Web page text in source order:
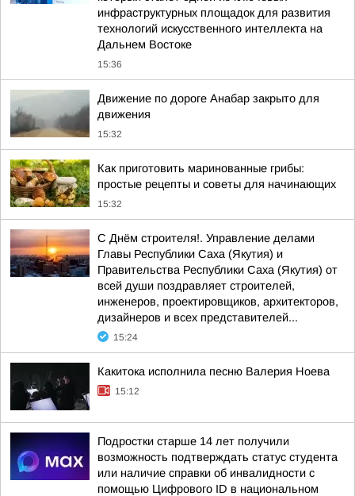
инфраструктурных площадок для развития
технологий искусственного интеллекта на
Дальнем Востоке
15:36
Движение по дороге Анабар закрыто для
движения
15:32
Как приготовить маринованные грибы:
простые рецепты и советы для начинающих
15:32
С Днём строителя!. Управление делами
Главы Республики Саха (Якутия) и
Правительства Республики Саха (Якутия) от
всей души поздравляет строителей,
инженеров, проектировщиков, архитекторов,
дизайнеров и всех представителей...
15:24
Какитока исполнила песню Валерия Ноева
15:12
Подростки старше 14 лет получили
возможность подтверждать статус студента
или наличие справки об инвалидности с
помощью Цифрового ID в национальном